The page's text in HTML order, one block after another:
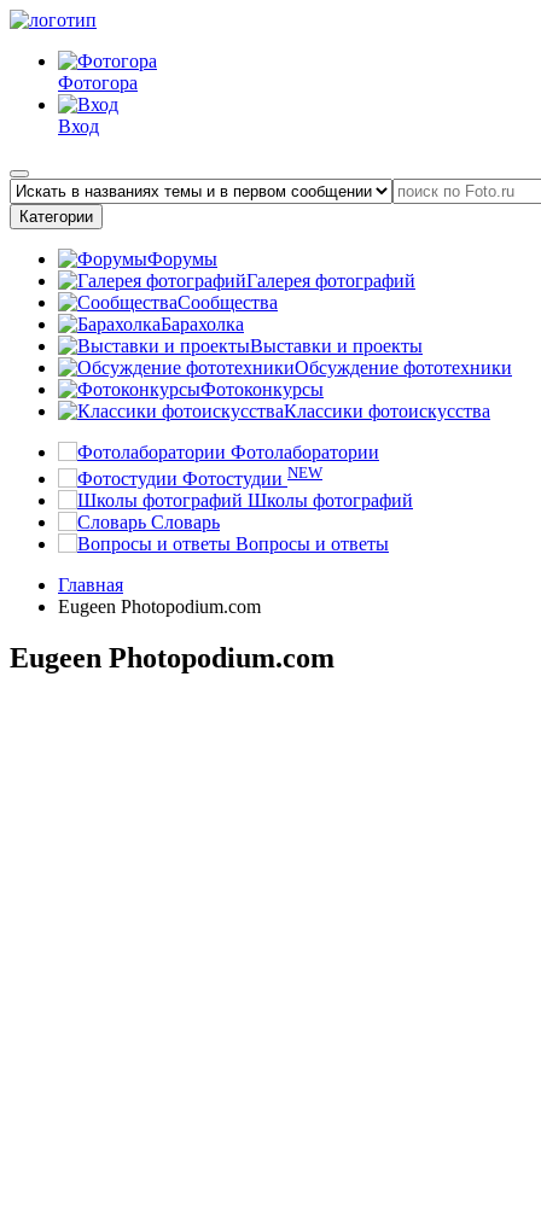
Фотогора
Вход
Категории
Форумы
Галерея фотографий
Сообщества
Барахолка
Выставки и проекты
Обсуждение фототехники
Фотоконкурсы
Классики фотоискусства
Фотолаборатории
Фотостудии NEW
Школы фотографий
Словарь
Вопросы и ответы
Главная
Eugeen Photopodium.com
Eugeen Photopodium.com